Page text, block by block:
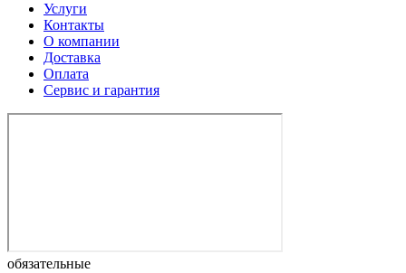
Услуги
Контакты
О компании
Доставка
Оплата
Сервис и гарантия
обязательные